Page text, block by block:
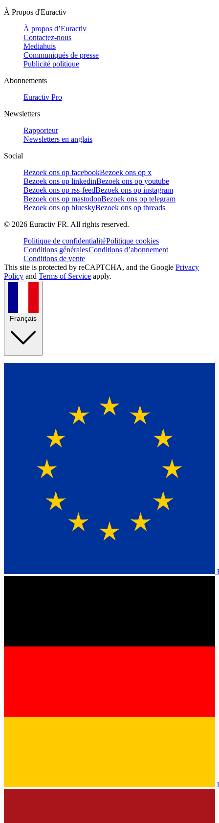
À Propos d'Euractiv
À propos d’Euractiv
Contactez-nous
Mediahuis
Communiqués de presse
Publicité politique
Abonnements
Euractiv Pro
Newsletters
Rapporteur
Newsletters en anglais
Social
Bezoek ons op facebookBezoek ons op x
Bezoek ons op linkedinBezoek ons op youtube
Bezoek ons op rss-feedBezoek ons op instagram
Bezoek ons op mastodonBezoek ons op telegram
Bezoek ons op blueskyBezoek ons op threads
© 2026 Euractiv FR. All rights reserved.
Politique de confidentialitéPolitique cookies
Conditions généralesConditions d’abonnement
Conditions de vente
This site is protected by reCAPTCHA, and the Google Privacy
Policy and Terms of Service apply.
Français